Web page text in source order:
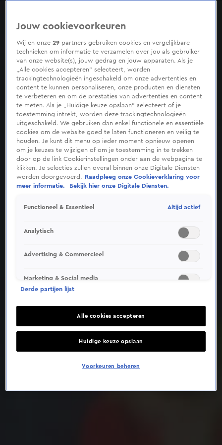
seconds
Deze video is niet beschikbaar op je huidige locatie
Jouw cookievoorkeuren
Wij en onze29 partners gebruiken cookies en vergelijkbare
technieken om informatie te verzamelen over jou als gebruiker
van onze website(s), jouw gedrag en jouw apparaten. Als je
„Alle cookies accepteren” selecteert, worden
trackingtechnologieën ingeschakeld om onze advertenties en
content te kunnen personaliseren, onze producten en diensten
te verbeteren en om de prestaties van advertenties en content
te meten. Als je „Huidige keuze opslaan” selecteert of je
toestemming intrekt, worden deze trackingtechnologieën
uitgeschakeld. We gebruiken dan enkel functionele en essentiële
cookies om de website goed te laten functioneren en veilig te
houden. Je kunt dit menu op ieder moment opnieuw openen
om je keuzes te wijzigen of om je toestemming in te trekken
door op de link Cookie-instellingen onder aan de webpagina te
klikken. Je selecties zullen overal binnen onze Digitale Diensten
worden doorgevoerd.
Raadpleeg onze Cookieverklaring voor
meer informatie.
Bekijk hier onze Digitale Diensten.
Functioneel & Essentieel Altijd actief
Analytisch
Advertising & Commercieel
Marketing & Social media
Derde partijen lijst
Alle cookies accepteren
Huidige keuze opslaan
Voorkeuren beheren